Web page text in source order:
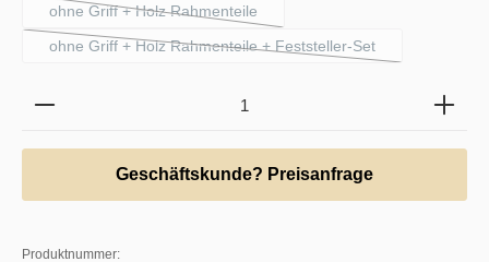
ohne Griff + Holz Rahmenteile
(Diese Option ist zurzeit nicht verfügbar.)
ohne Griff + Holz Rahmenteile + Feststeller-Set
(Diese Option ist zurzeit nicht verfügbar.)
Produkt Anzahl: Gib den gewünschten Wert ein
Geschäftskunde? Preisanfrage
Produktnummer: